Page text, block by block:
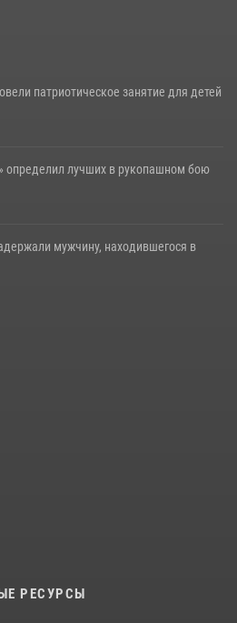
патриотическое занятие для детей
лучших в рукопашном бою
мужчину, находившегося в
РЕСУРСЫ